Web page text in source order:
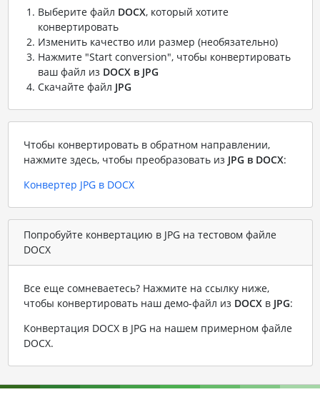
Выберите файл DOCX, который хотите
конвертировать
Изменить качество или размер (необязательно)
Нажмите "Start conversion", чтобы конвертировать
ваш файл из DOCX в JPG
Скачайте файл JPG
Чтобы конвертировать в обратном направлении,
нажмите здесь, чтобы преобразовать из JPG в DOCX:
Конвертер JPG в DOCX
Попробуйте конвертацию в JPG на тестовом файле
DOCX
Все еще сомневаетесь? Нажмите на ссылку ниже,
чтобы конвертировать наш демо-файл из DOCXв JPG:
Конвертация DOCX в JPG на нашем примерном файле
DOCX.